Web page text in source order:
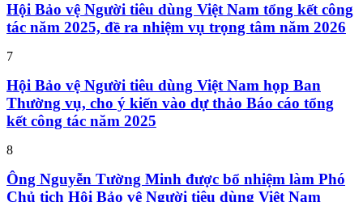
Hội Bảo vệ Người tiêu dùng Việt Nam tổng kết công
tác năm 2025, đề ra nhiệm vụ trọng tâm năm 2026
7
Hội Bảo vệ Người tiêu dùng Việt Nam họp Ban
Thường vụ, cho ý kiến vào dự thảo Báo cáo tổng
kết công tác năm 2025
8
Ông Nguyễn Tường Minh được bổ nhiệm làm Phó
Chủ tịch Hội Bảo vệ Người tiêu dùng Việt Nam